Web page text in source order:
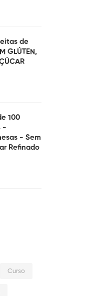
de
GLÚTEN,
100
-
- Sem
Refinado
Curso